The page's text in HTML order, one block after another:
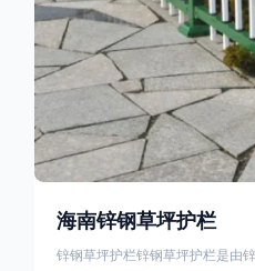
海南锌钢草坪护栏
锌钢草坪护栏锌钢草坪护栏是由